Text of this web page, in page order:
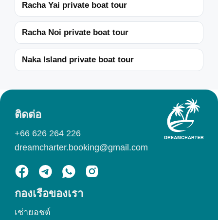
Racha Yai private boat tour
Racha Noi private boat tour
Naka Island private boat tour
กองเรือของเรา
เช่ายอชต์
ติดต่อ
+66 626 264 226
dreamcharter.booking@gmail.com